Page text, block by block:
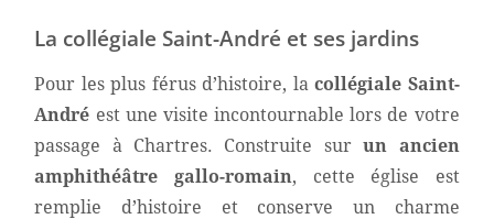
La collégiale Saint-André et ses jardins
Pour les plus férus d’histoire, la collégiale Saint-
André est une visite incontournable lors de votre
passage à Chartres. Construite surun ancien
amphithéâtre gallo-romain, cette église est
remplie d’histoire et conserve un charme